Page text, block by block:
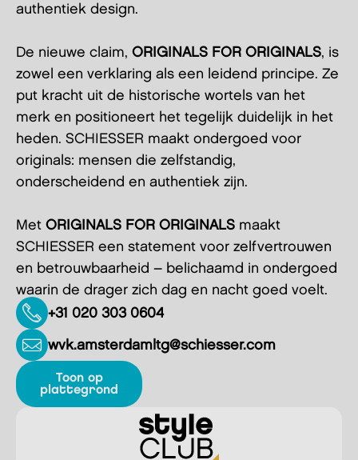
authentiek design.
De nieuwe claim, ORIGINALS FOR ORIGINALS, is
zowel een verklaring als een leidend principe. Ze
put kracht uit de historische wortels van het
merk en positioneert het tegelijk duidelijk in het
heden. SCHIESSER maakt ondergoed voor
originals: mensen die zelfstandig,
onderscheidend en authentiek zijn.
Met ORIGINALS FOR ORIGINALS maakt
SCHIESSER een statement voor zelfvertrouwen
en betrouwbaarheid – belichaamd in ondergoed
waarin de drager zich dag en nacht goed voelt.
+31 020 303 0604
wvk.amsterdamltg@schiesser.com
Toon op
plattegrond